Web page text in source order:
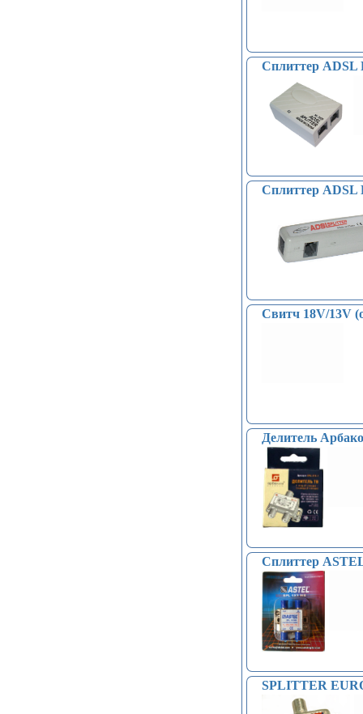
Сплиттер ADSL
Сплиттер ADSL
Свитч 18V/13V
Делитель
Сплиттер
SPLITTER